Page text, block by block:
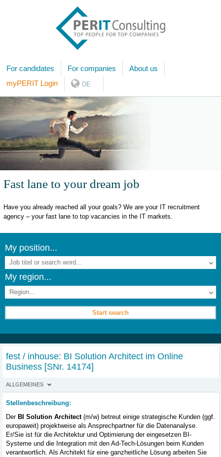
For candidates For companies
About us
myPERIT Login
DE
Fast lane to your dream job
Have you already reached all your goals? We are your IT recruitment
agency – your fast lane to top vacancies in the IT markets.
My position...
My region...
fest / inhouse: BI Solution Architect im Online
Business[SNr. 14174]
ALLGEMEINES
Stellenbeschreibung:
Der BI Solution Architect (m/w) betreut einige strategische Kunden (ggf.
europaweit) projektweise als Ansprechpartner für die Datenanalyse.
Er/Sie ist für die Architektur und Optimierung der eingesetzen BI-
Systeme und die Integration mit den Ad-Tech-Lösungen beim Kunden
verantwortlich. Als Architekt für eine ganzheitliche Lösung arbeiten Sie